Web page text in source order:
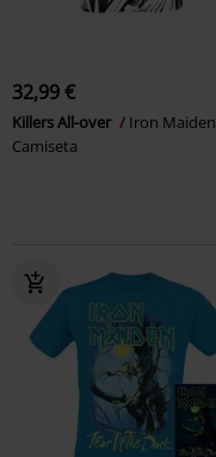
32,99 €
Killers All-over
Iron Maiden
Camiseta